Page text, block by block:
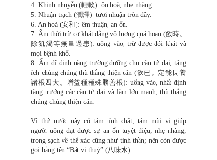
4. Khinh nhuyễn (輕軟): ôn hoà, nhẹ nhàng.
5. Nhuận trạch (潤澤): tươi nhuận tròn đầy.
6. An hoà (安和): êm thuận, an ổn.
7. Ẩm thời trừ cơ khát đẳng vô lượng quá hoạn (飲時。
除飢渴等無量過患): uống vào, trừ được đói khát và
mọi bệnh khổ.
8. Ẩm dĩ định năng trường dưỡng chư căn tứ đại, tăng
ích chủng chủng thù thắng thiện căn (飲已。定能長養
諸根四大。增益種種殊勝善根): uống vào, nhất định
tăng trưởng các căn tứ đại và làm lớn mạnh, thù thắng
chủng chủng thiện căn.
Vì thứ nước này có tám tính chất, tám mùi vị giúp
người uống đạt được sự an ổn tuyệt diệu, nhẹ nhàng,
trong sạch về thể xác cũng như tinh thần; nên còn được
gọi bằng tên “Bát vị thuỷ” (八味水).